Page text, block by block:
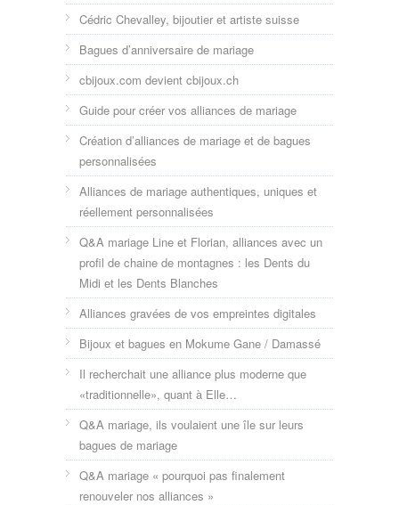
Cédric Chevalley, bijoutier et artiste suisse
Bagues d’anniversaire de mariage
cbijoux.com devient cbijoux.ch
Guide pour créer vos alliances de mariage
Création d’alliances de mariage et de bagues
personnalisées
Alliances de mariage authentiques, uniques et
réellement personnalisées
Q&A mariage Line et Florian, alliances avec un
profil de chaine de montagnes : les Dents du
Midi et les Dents Blanches
Alliances gravées de vos empreintes digitales
Bijoux et bagues en Mokume Gane / Damassé
Il recherchait une alliance plus moderne que
«traditionnelle», quant à Elle…
Q&A mariage, ils voulaient une île sur leurs
bagues de mariage
Q&A mariage « pourquoi pas finalement
renouveler nos alliances »